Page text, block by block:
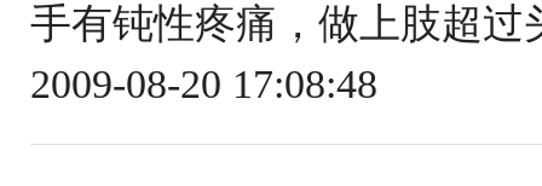
手有钝性疼痛，做上肢超
2009-08-20 17:08:48